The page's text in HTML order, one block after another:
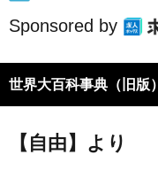
Sponsored by
世界大百科事典（旧版）
【自由】より